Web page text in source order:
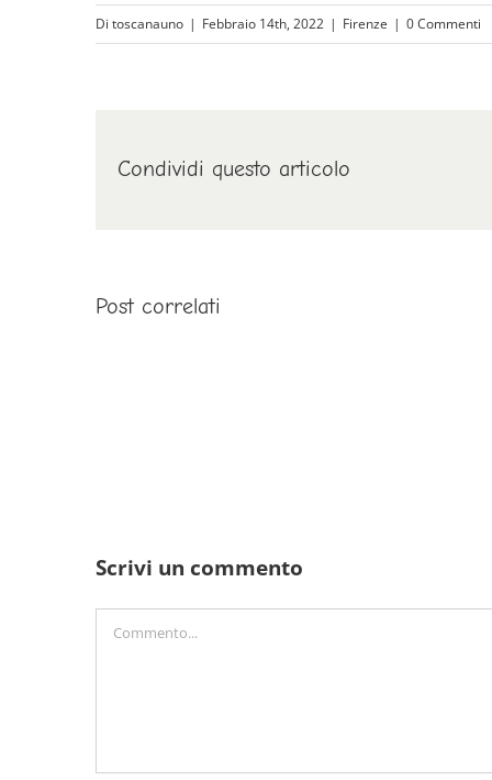
Di toscanauno | Febbraio 14th, 2022 | Firenze | 0 Commenti
Condividi questo articolo
Post correlati
Scrivi un commento
Commento